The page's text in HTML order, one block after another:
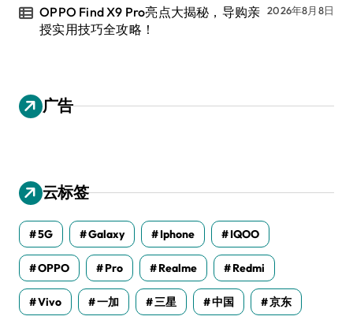
OPPO Find X9 Pro亮点大揭秘，导购亲
授实用技巧全攻略！
2026年8月8日
广告
云标签
5G Galaxy Iphone IQOO
OPPO Pro Realme Redmi
Vivo 一加 三星 中国 京东